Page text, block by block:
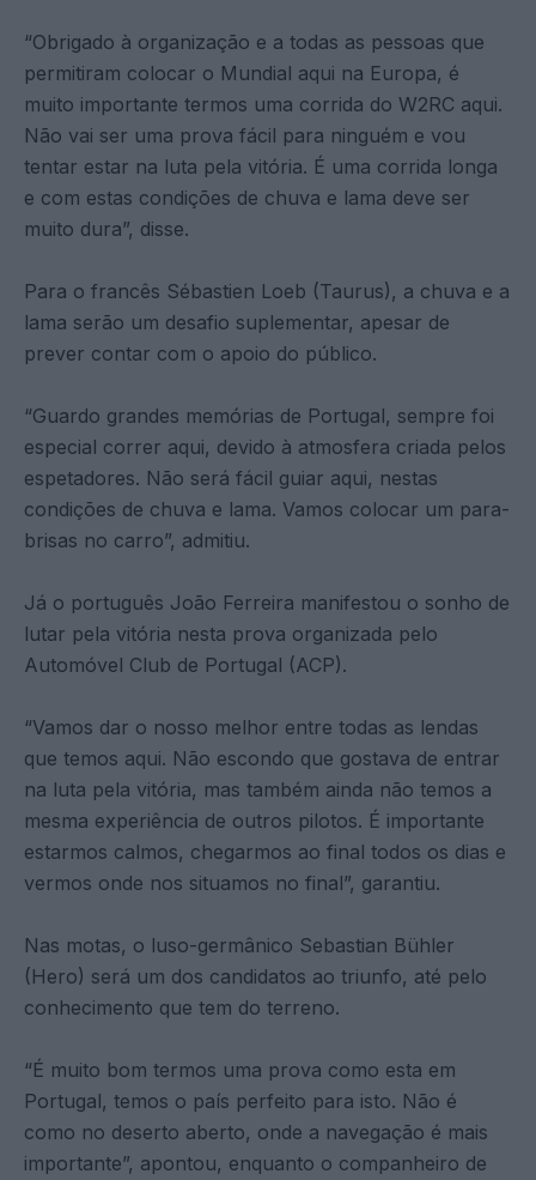
“Obrigado à organização e a todas as pessoas que
permitiram colocar o Mundial aqui na Europa, é
muito importante termos uma corrida do W2RC aqui.
Não vai ser uma prova fácil para ninguém e vou
tentar estar na luta pela vitória. É uma corrida longa
e com estas condições de chuva e lama deve ser
muito dura”, disse.
Para o francês Sébastien Loeb (Taurus), a chuva e a
lama serão um desafio suplementar, apesar de
prever contar com o apoio do público.
“Guardo grandes memórias de Portugal, sempre foi
especial correr aqui, devido à atmosfera criada pelos
espetadores. Não será fácil guiar aqui, nestas
condições de chuva e lama. Vamos colocar um para-
brisas no carro”, admitiu.
Já o português João Ferreira manifestou o sonho de
lutar pela vitória nesta prova organizada pelo
Automóvel Club de Portugal (ACP).
“Vamos dar o nosso melhor entre todas as lendas
que temos aqui. Não escondo que gostava de entrar
na luta pela vitória, mas também ainda não temos a
mesma experiência de outros pilotos. É importante
estarmos calmos, chegarmos ao final todos os dias e
vermos onde nos situamos no final”, garantiu.
Nas motas, o luso-germânico Sebastian Bühler
(Hero) será um dos candidatos ao triunfo, até pelo
conhecimento que tem do terreno.
“É muito bom termos uma prova como esta em
Portugal, temos o país perfeito para isto. Não é
como no deserto aberto, onde a navegação é mais
importante”, apontou, enquanto o companheiro de